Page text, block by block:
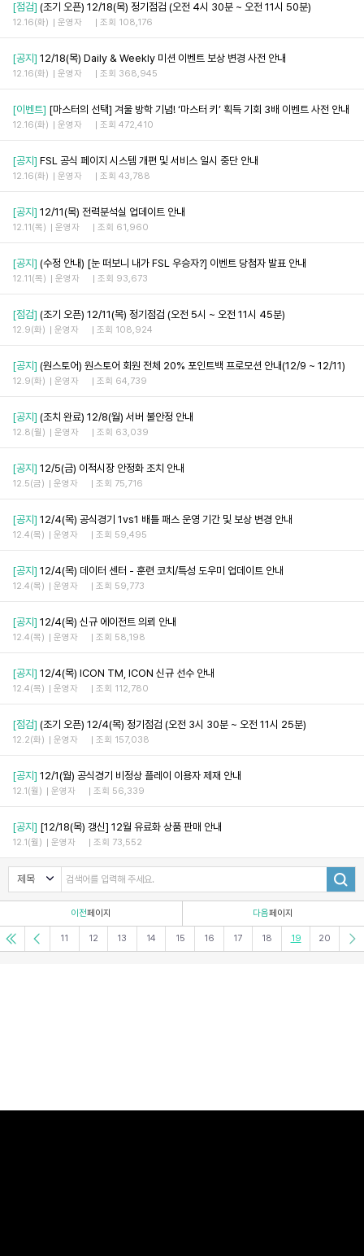
[점검] (조기 오픈) 12/18(목) 정기점검 (오전 4시 30분 ~ 오전 11시 50분)
12.16(화) 운영자 조회 108,176
[공지] 12/18(목) Daily & Weekly 미션 이벤트 보상 변경 사전 안내
12.16(화) 운영자 조회 368,945
[이벤트] [마스터의 선택] 겨울 방학 기념! ‘마스터 키’ 획득 기회 3배 이벤트 사전 안내
12.16(화) 운영자 조회 472,410
[공지] FSL 공식 페이지 시스템 개편 및 서비스 일시 중단 안내
12.16(화) 운영자 조회 43,788
[공지] 12/11(목) 전력분석실 업데이트 안내
12.11(목) 운영자 조회 61,960
[공지] (수정 안내) [눈 떠보니 내가 FSL 우승자?] 이벤트 당첨자 발표 안내
12.11(목) 운영자 조회 93,673
[점검] (조기 오픈) 12/11(목) 정기점검 (오전 5시 ~ 오전 11시 45분)
12.9(화) 운영자 조회 108,924
[공지] (원스토어) 원스토어 회원 전체 20% 포인트백 프로모션 안내(12/9 ~ 12/11)
12.9(화) 운영자 조회 64,739
[공지] (조치 완료) 12/8(월) 서버 불안정 안내
12.8(월) 운영자 조회 63,039
[공지] 12/5(금) 이적시장 안정화 조치 안내
12.5(금) 운영자 조회 75,716
[공지] 12/4(목) 공식경기 1vs1 배틀 패스 운영 기간 및 보상 변경 안내
12.4(목) 운영자 조회 59,495
[공지] 12/4(목) 데이터 센터 - 훈련 코치/특성 도우미 업데이트 안내
12.4(목) 운영자 조회 59,773
[공지] 12/4(목) 신규 에이전트 의뢰 안내
12.4(목) 운영자 조회 58,198
[공지] 12/4(목) ICON TM, ICON 신규 선수 안내
12.4(목) 운영자 조회 112,780
[점검] (조기 오픈) 12/4(목) 정기점검 (오전 3시 30분 ~ 오전 11시 25분)
12.2(화) 운영자 조회 157,038
[공지] 12/1(월) 공식경기 비정상 플레이 이용자 제재 안내
12.1(월) 운영자 조회 56,339
[공지] [12/18(목) 갱신] 12월 유료화 상품 판매 안내
12.1(월) 운영자 조회 73,552
이전페이지 다음페이지
11 12 13 14 15 16 17 18 19 20